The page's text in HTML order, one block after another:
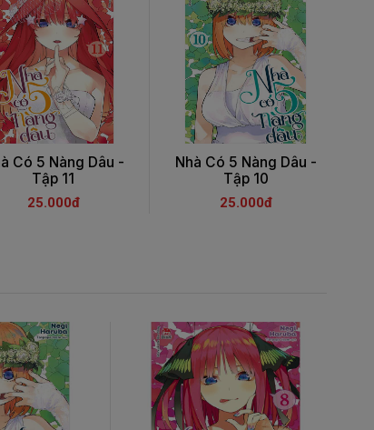
Có 5 Nàng Dâu -
Tập 11
25.000đ
Nhà Có 5 Nàng Dâu -
Tập 10
25.000đ